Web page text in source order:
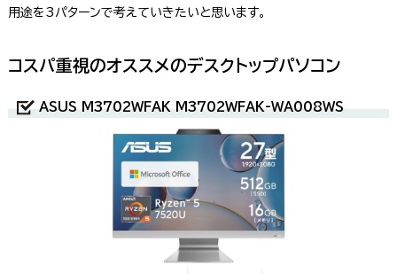
用途を3パターンで考えていきたいと思います。
コスパ重視のオススメのデスクトップパソコン
ASUS M3702WFAK M3702WFAK-WA008WS